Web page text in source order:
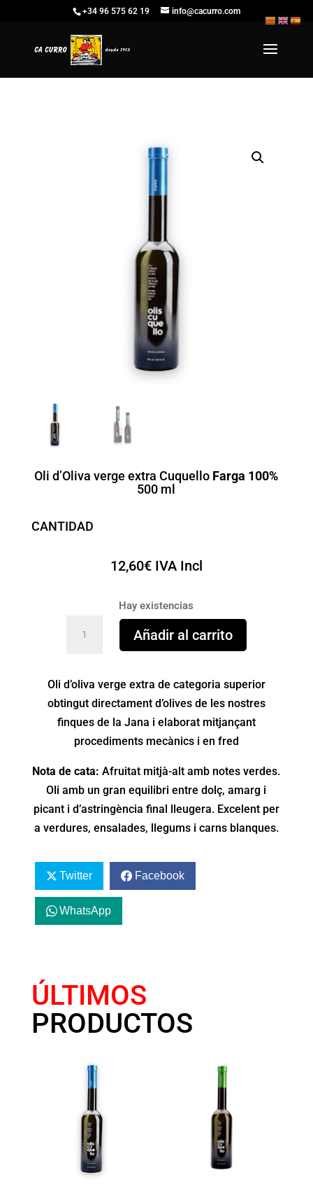
+34 96 575 62 19 info@cacurro.com
Oli d’Oliva verge extra Cuquello Farga 100%
500 ml
CANTIDAD
12,60€ IVA Incl
Hay existencias
EXTRA
CUQUELLO
FARGA
100%
Añadir al carrito
Oli d’oliva verge extra de categoria superior
obtingut directament d’olives de les nostres
finques de la Jana i elaborat mitjançant
procediments mecànics i en fred
Nota de cata: Afruitat mitjà-alt amb notes verdes.
Oli amb un gran equilibri entre dolç, amarg i
picant i d’astringència final lleugera. Excelent per
a verdures, ensalades, llegums i carns blanques.
Twitter Facebook
WhatsApp
ÚLTIMOS
PRODUCTOS